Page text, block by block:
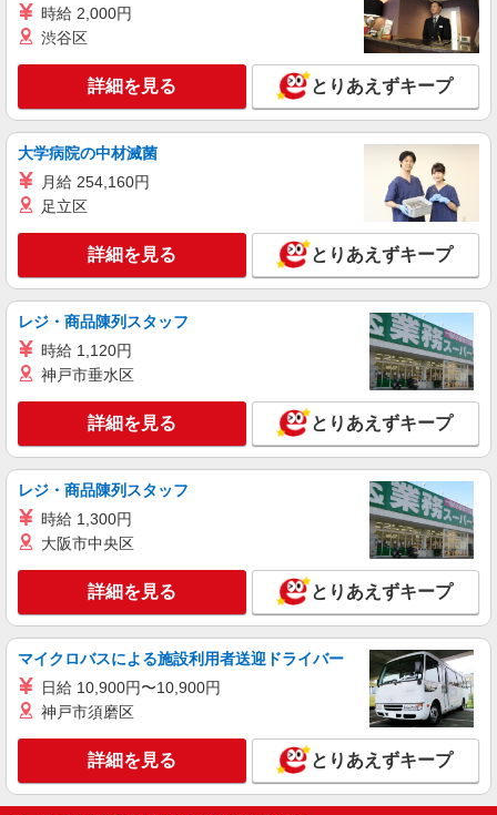
時給 2,000円
渋谷区
詳細を見る とりあえずキープ
大学病院の中材滅菌
月給 254,160円
足立区
詳細を見る とりあえずキープ
レジ・商品陳列スタッフ
時給 1,120円
神戸市垂水区
詳細を見る とりあえずキープ
レジ・商品陳列スタッフ
時給 1,300円
大阪市中央区
詳細を見る とりあえずキープ
マイクロバスによる施設利用者送迎ドライバー
日給 10,900円〜10,900円
神戸市須磨区
詳細を見る とりあえずキープ